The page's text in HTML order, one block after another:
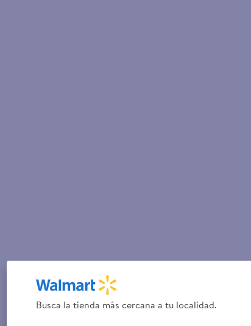
Busca la tienda más cercana a tu localidad.